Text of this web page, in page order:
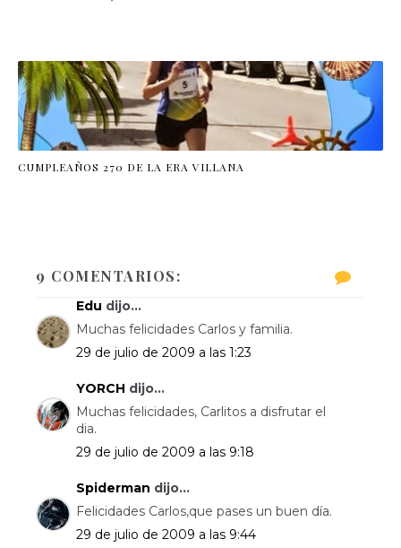
CUMPLEAÑOS 270 DE LA ERA VILLANA
9 COMENTARIOS:
Edu dijo...
Muchas felicidades Carlos y familia.
29 de julio de 2009 a las 1:23
YORCH dijo...
Muchas felicidades, Carlitos a disfrutar el
dia.
29 de julio de 2009 a las 9:18
Spiderman dijo...
Felicidades Carlos,que pases un buen día.
29 de julio de 2009 a las 9:44